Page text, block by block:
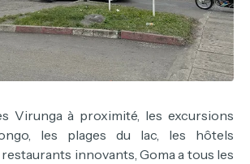
Virunga à proximité, les excursions
les plages du lac, les hôtels
innovants, Goma a tous les